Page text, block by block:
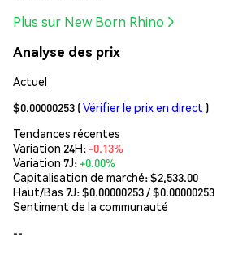
Plus sur New Born Rhino
Analyse des prix
Actuel
$0.00000253 (Vérifier le prix en direct )
Tendances récentes
Variation 24H: -0.13%
Variation 7J:+0.00%
Capitalisation de marché:$2,533.00
Haut/Bas 7J: $0.00000253/ $0.00000253
Sentiment de la communauté
--